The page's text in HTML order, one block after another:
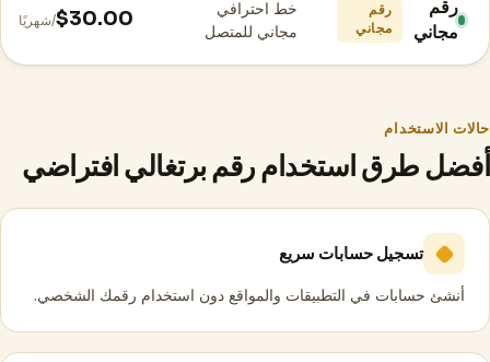
رقم
مجاني
رقم
مجاني
خط احترافي
مجاني للمتصل
$30.00/شهريًا
حالات الاستخدام
أفضل طرق استخدام رقم برتغالي افتراضي
تسجيل حسابات سريع
أنشئ حسابات في التطبيقات والمواقع دون استخدام رقمك الشخصي.